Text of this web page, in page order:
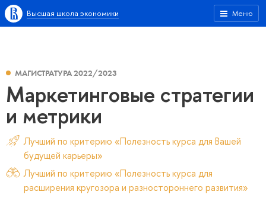
Меню
Высшая школа экономики
МАГИСТРАТУРА 2022/2023
Маркетинговые стратегии
и метрики
Лучший по критерию «Полезность курса для Вашей
будущей карьеры»
Лучший по критерию «Полезность курса для
расширения кругозора и разностороннего развития»